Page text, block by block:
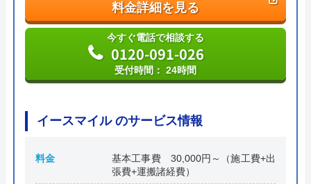
料金詳細を見る
今すぐ電話で相談する
0120-091-026
受付時間： 24時間
イースマイル のサービス情報
料金
基本工事費 30,000円～（施工費+出
張費+運搬諸経費）